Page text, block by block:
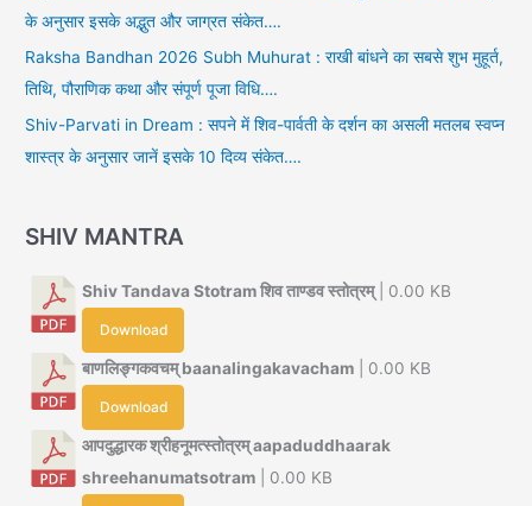
के अनुसार इसके अद्भुत और जाग्रत संकेत….
Raksha Bandhan 2026 Subh Muhurat : राखी बांधने का सबसे शुभ मुहूर्त,
तिथि, पौराणिक कथा और संपूर्ण पूजा विधि….
Shiv-Parvati in Dream : सपने में शिव-पार्वती के दर्शन का असली मतलब स्वप्न
शास्त्र के अनुसार जानें इसके 10 दिव्य संकेत….
SHIV MANTRA
Shiv Tandava Stotram शिव ताण्डव स्तोत्रम्| 0.00 KB
Download
बाणलिङ्गकवचम् baanalingakavacham | 0.00 KB
Download
आपदुद्धारक श्रीहनूमत्स्तोत्रम् aapaduddhaarak
shreehanumatsotram | 0.00 KB